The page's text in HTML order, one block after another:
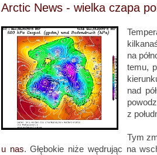
Arctic News - wielka czapa
na
temu,
nad
z
Tym
u nas. Głębokie niże wędrując na